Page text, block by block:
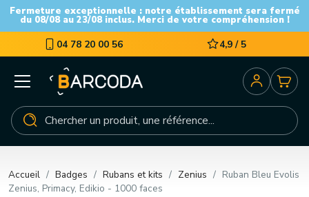
Fermeture exceptionnelle : notre établissement sera fermé
du 08/08 au 23/08 inclus. Merci de votre compréhension !
04 78 20 00 56 4,9 / 5
Accueil Badges Rubans et kits Zenius
Ruban Bleu Evolis
Zenius, Primacy, Edikio - 1000 faces